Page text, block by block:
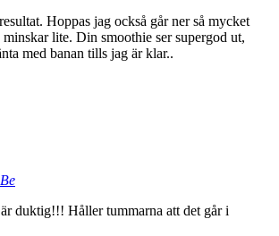
Hoppas jag också går ner så mycket
minskar lite. Din smoothie ser supergod ut,
med banan tills jag är klar..
duktig!!! Håller tummarna att det går i